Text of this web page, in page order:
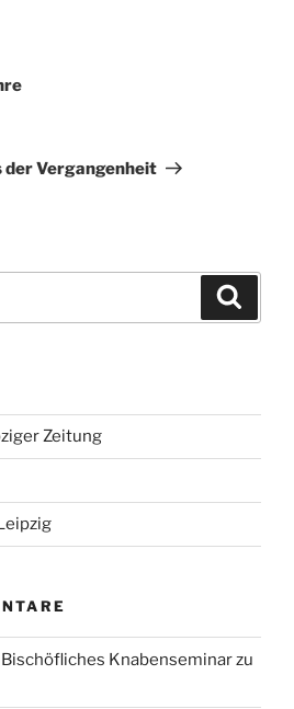
der Vergangenheit
Zeitung
Bischöfliches Knabenseminar zu